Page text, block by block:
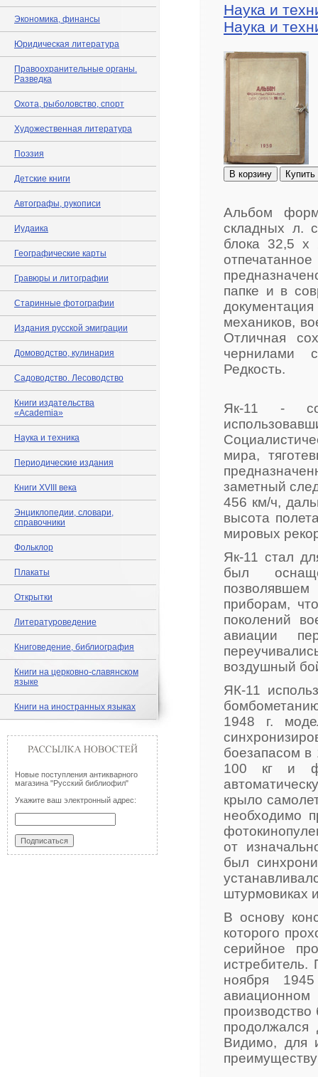
Экономика, финансы
Юридическая литература
Правоохранительные органы.
Разведка
Охота, рыболовство, спорт
Художественная литература
Поэзия
Детские книги
Автографы, рукописи
Иудаика
Географические карты
Гравюры и литографии
Старинные фотографии
Издания русской эмиграции
Домоводство, кулинария
Садоводство. Лесоводство
Книги издательства
«Academia»
Наука и техника
Периодические издания
Книги XVIII века
Энциклопедии, словари,
справочники
Фольклор
Плакаты
Открытки
Литературоведение
Книговедение, библиография
Книги на церковно-славянском
языке
Книги на иностранных языках
Новые поступления антикварного
магазина "Русский библиофил"
Укажите ваш электронный адрес:
Наука и
Наука и
В корзину Купить
Альбом
складных л.
блока 32,5 х
папке и в
механиков,
Отличная
чернилами
Редкость.
Як-11 -
мира,
заметный
456 км/ч,
высота
мировых
Як-11 стал
был
приборам,
поколений
авиации
воздушный
ЯК-11
1948 г.
боезапасом
100 кг и
крыло
необходимо
от
был
штурмовиках
В основу
которого
серийное
ноября
Видимо, для